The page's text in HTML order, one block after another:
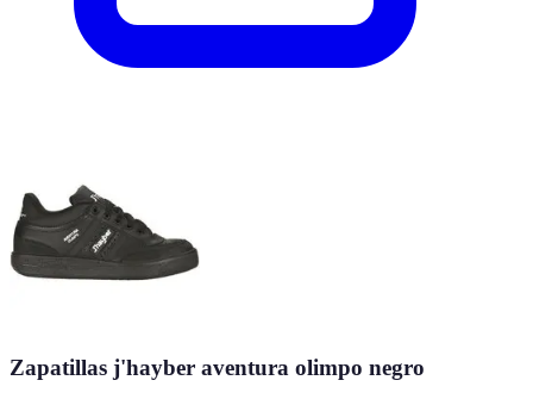
Zapatillas j'hayber aventura olimpo negro